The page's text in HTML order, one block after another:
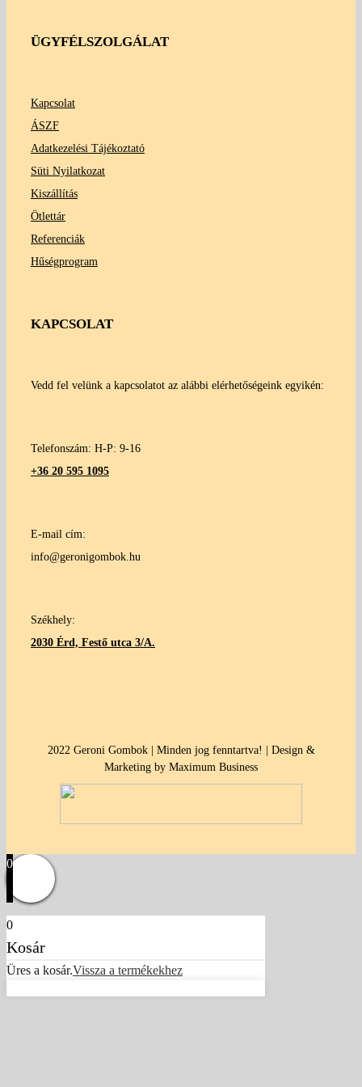
ÜGYFÉLSZOLGÁLAT
Kapcsolat
ÁSZF
Adatkezelési Tájékoztató
Süti Nyilatkozat
Kiszállítás
Ötlettár
Referenciák
Hűségprogram
KAPCSOLAT
Vedd fel velünk a kapcsolatot az alábbi elérhetőségeink egyikén:
Telefonszám: H-P: 9-16
+36 20 595 1095
E-mail cím:
info@geronigombok.hu
Székhely:
2030 Érd, Festő utca 3/A.
2022 Geroni Gombok | Minden jog fenntartva! | Design &
Marketing by Maximum Business
0
0
Kosár
Üres a kosár.Vissza a termékekhez